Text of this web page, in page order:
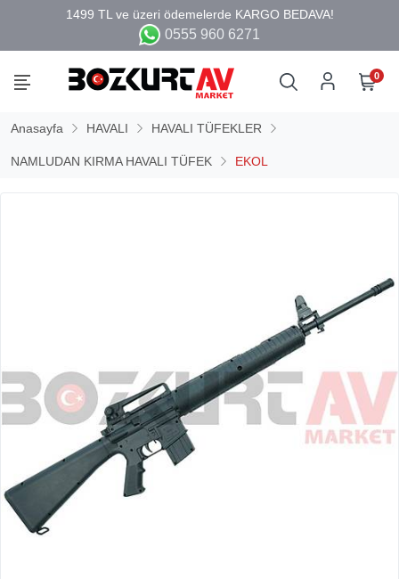
0555 960 6271
0
Anasayfa HAVALI HAVALI TÜFEKLER
NAMLUDAN KIRMA HAVALI TÜFEK EKOL